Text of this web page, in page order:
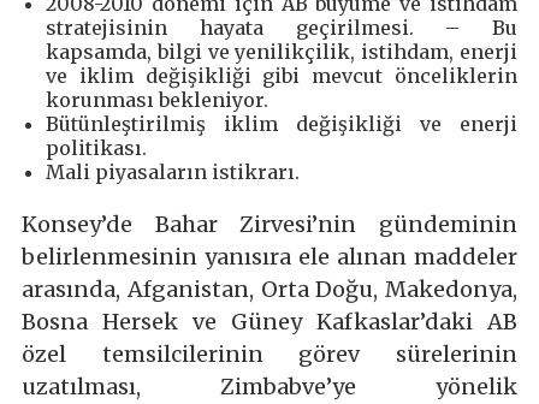
stratejisinin hayata geçirilmesi. – Bu
kapsamda, bilgi ve yenilikçilik, istihdam, enerji
ve iklim değişikliği gibi mevcut önceliklerin
korunması bekleniyor.
Bütünleştirilmiş iklim değişikliği ve enerji
politikası.
Mali piyasaların istikrarı.
Konsey’de Bahar Zirvesi’nin gündeminin
belirlenmesinin yanısıra ele alınan maddeler
arasında, Afganistan, Orta Doğu, Makedonya,
Bosna Hersek ve Güney Kafkaslar’daki AB
özel temsilcilerinin görev sürelerinin
uzatılması, Zimbabve’ye yönelik